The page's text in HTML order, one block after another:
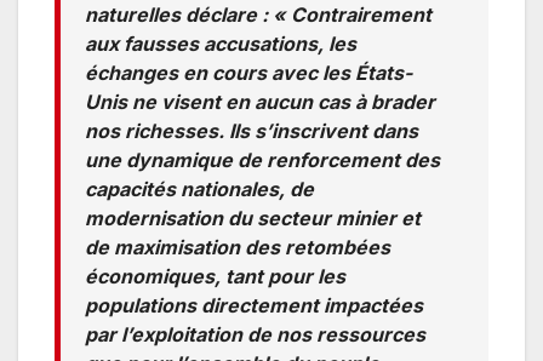
naturelles déclare : « Contrairement
aux fausses accusations, les
échanges en cours avec les États-
Unis ne visent en aucun cas à brader
nos richesses. Ils s’inscrivent dans
une dynamique de renforcement des
capacités nationales, de
modernisation du secteur minier et
de maximisation des retombées
économiques, tant pour les
populations directement impactées
par l’exploitation de nos ressources